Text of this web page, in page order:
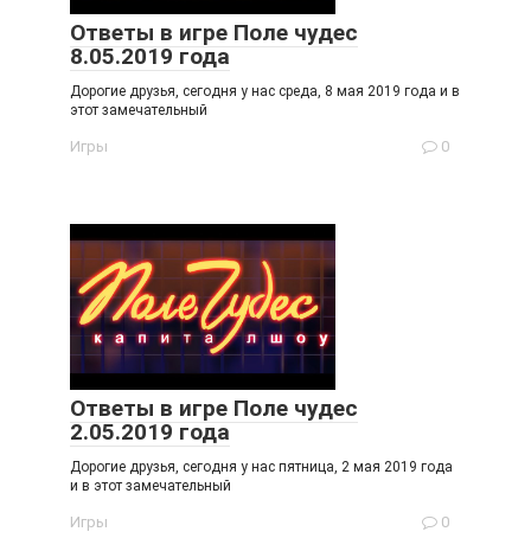
Ответы в игре Поле чудес
8.05.2019 года
Дорогие друзья, сегодня у нас среда, 8 мая 2019 года и в
этот замечательный
Игры 0
Ответы в игре Поле чудес
2.05.2019 года
Дорогие друзья, сегодня у нас пятница, 2 мая 2019 года
и в этот замечательный
Игры 0